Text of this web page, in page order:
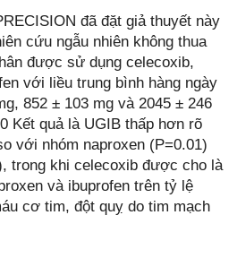
đã đặt giả thuyết này
cứu ngẫu nhiên không thua
được sử dụng celecoxib,
với liều trung bình hàng ngày
852 ± 103 mg và 2045 ± 246
Kết quả là UGIB thấp hơn rõ
với nhóm naproxen (P=0.01)
trong khi celecoxib được cho là
và ibuprofen trên tỷ lệ
cơ tim, đột quỵ do tim mạch